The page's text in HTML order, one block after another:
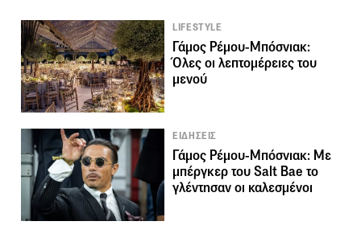
LIFESTYLE
Γάμος Ρέμου-Μπόσνιακ:
Όλες οι λεπτομέρειες του
μενού
ΕΙΔΗΣΕΙΣ
Γάμος Ρέμου-Μπόσνιακ: Με
μπέργκερ του Salt Bae το
γλέντησαν οι καλεσμένοι